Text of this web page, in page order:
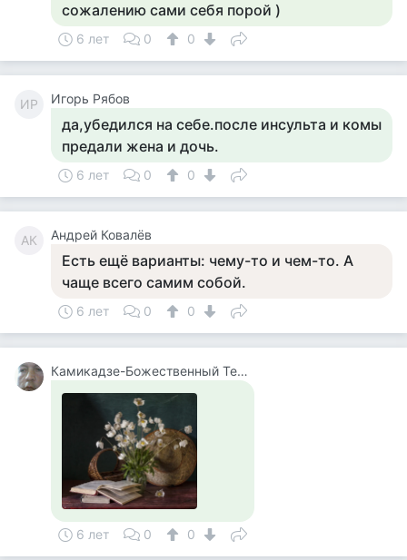
сожалению сами себя порой )
6 лет 0 0
ИР Игорь Рябов
да,убедился на себе.после инсульта и комы
предали жена и дочь.
6 лет 0 0
АК Андрей Ковалёв
Есть ещё варианты: чему-то и чем-то. А
чаще всего самим собой.
6 лет 0 0
Камикадзе-Божественный Теплый Ветерок
6 лет 0 0